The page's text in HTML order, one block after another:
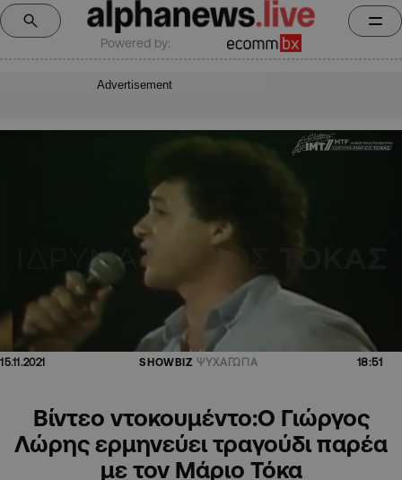
Powered by:
Advertisement
15.11.2021 SHOWBIZ ΨΥΧΑΓΩΓΙΑ 18:51
Βίντεο ντοκουμέντο:Ο Γιώργος
Λώρης ερμηνεύει τραγούδι παρέα
με τον Μάριο Τόκα